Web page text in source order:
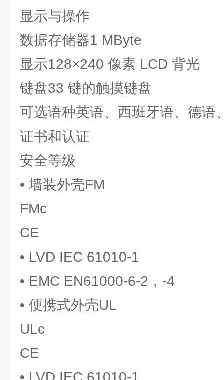
显示与操作
数据存储器1 MByte
显示128×240 像素 LCD 背光
键盘33 键的触摸键盘
可选语种英语、西班牙语、德语
证书和认证
安全等级
• 墙装外壳FM
FMc
CE
• LVD IEC 61010-1
• EMC EN61000-6-2，-4
• 便携式外壳UL
ULc
CE